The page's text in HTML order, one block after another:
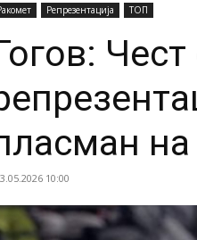
Репрезентација ТОП
на
10:00